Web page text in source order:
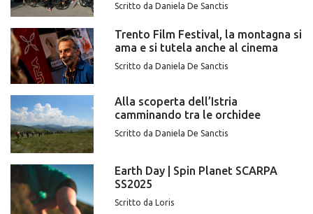
Scritto da Daniela De Sanctis
Trento Film Festival, la montagna si
ama e si tutela anche al cinema
Scritto da Daniela De Sanctis
Alla scoperta dell’Istria
camminando tra le orchidee
Scritto da Daniela De Sanctis
Earth Day | Spin Planet SCARPA
SS2025
Scritto da Loris